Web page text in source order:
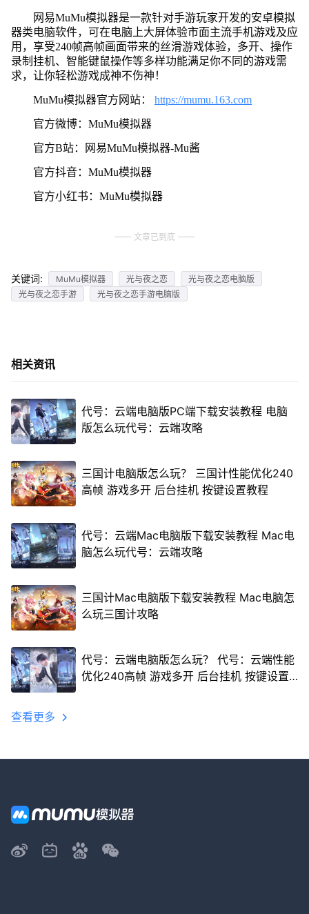
网易MuMu模拟器是一款针对手游玩家开发的安卓模拟
器类电脑软件，可在电脑上大屏体验市面主流手机游戏及应
用，享受240帧高帧画面带来的丝滑游戏体验，多开、操作
录制挂机、智能键鼠操作等多样功能满足你不同的游戏需
求，让你轻松游戏成神不伤神！
MuMu模拟器官方网站： https://mumu.163.com
官方微博：MuMu模拟器
官方B站：网易MuMu模拟器-Mu酱
官方抖音：MuMu模拟器
官方小红书：MuMu模拟器
文章已到底
关键词: MuMu模拟器 光与夜之恋
光与夜之恋电脑版
光与夜之恋手游
光与夜之恋手游电脑版
相关资讯
代号：云端电脑版PC端下载安装教程 电脑
版怎么玩代号：云端攻略
三国计电脑版怎么玩？ 三国计性能优化240
高帧 游戏多开 后台挂机 按键设置教程
代号：云端Mac电脑版下载安装教程 Mac电
脑怎么玩代号：云端攻略
三国计Mac电脑版下载安装教程 Mac电脑怎
么玩三国计攻略
代号：云端电脑版怎么玩？ 代号：云端性能
优化240高帧 游戏多开 后台挂机 按键设置
查看更多